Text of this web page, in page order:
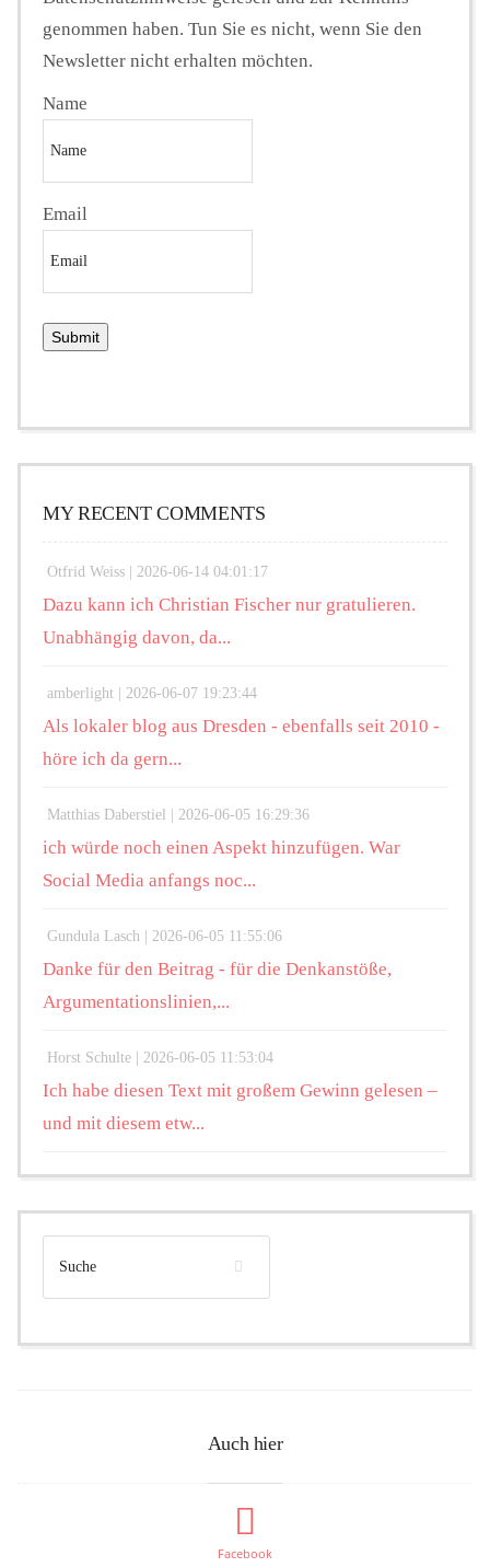
genommen haben. Tun Sie es nicht, wenn Sie den
Newsletter nicht erhalten möchten.
Name
Email
MY RECENT COMMENTS
Otfrid Weiss | 2026-06-14 04:01:17
Dazu kann ich Christian Fischer nur gratulieren.
Unabhängig davon, da...
amberlight | 2026-06-07 19:23:44
Als lokaler blog aus Dresden - ebenfalls seit 2010 -
höre ich da gern...
Matthias Daberstiel | 2026-06-05 16:29:36
ich würde noch einen Aspekt hinzufügen. War
Social Media anfangs noc...
Gundula Lasch | 2026-06-05 11:55:06
Danke für den Beitrag - für die Denkanstöße,
Argumentationslinien,...
Horst Schulte | 2026-06-05 11:53:04
Ich habe diesen Text mit großem Gewinn gelesen –
und mit diesem etw...
Auch hier
Facebook